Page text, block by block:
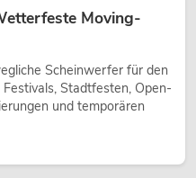
der Kunstpflanzen
Agaven und Sukkulenten
Vertreter dieser
Weihnachtsdekorationen.
nach praktischen, aber
gruselig ausstatten
Moving-
Scheinwerfer für den
Stadtfesten, Open-
und temporären